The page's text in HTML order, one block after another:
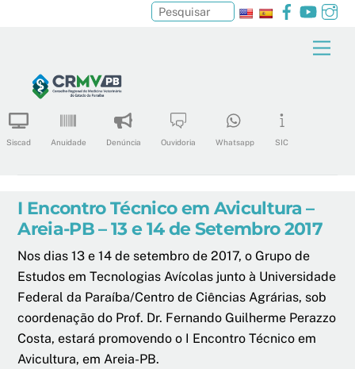
content
Facebook
Siscad Anuidade Denúncia Ouvidoria Whatsapp SIC
Pesquisar
I Encontro Técnico em Avicultura –
Areia-PB – 13 e 14 de Setembro 2017
Nos dias 13 e 14 de setembro de 2017, o Grupo de
Estudos em Tecnologias Avícolas junto à Universidade
Federal da Paraíba/Centro de Ciências Agrárias, sob
coordenação do Prof. Dr. Fernando Guilherme Perazzo
Costa, estará promovendo o I Encontro Técnico em
Avicultura, em Areia-PB.